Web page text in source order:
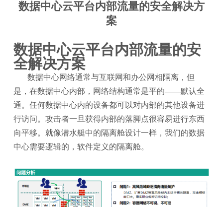
数据中心云平台内部流量的安全解决方
案
数据中心云平台内部流量的安
全解决方案
数据中心网络通常与互联网和办公网相隔离，但
是，在数据中心内部，网络结构通常是平的——默认全
通。任何数据中心内的设备都可以对内部的其他设备进
行访问。攻击者一旦获得内部的落脚点很容易进行东西
向平移。就像潜水艇中的隔离舱设计一样，我们的数据
中心需要逻辑的，软件定义的隔离舱。